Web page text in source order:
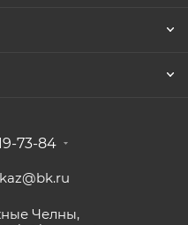
73-84
Челны,